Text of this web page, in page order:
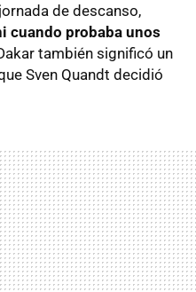
de descanso,
cuando probaba unos
también significó un
Sven Quandt decidió